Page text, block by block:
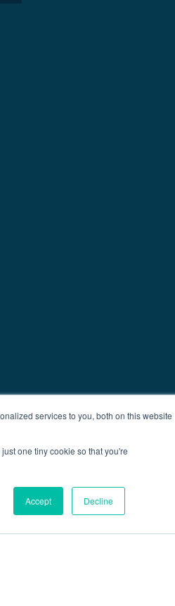
services to you, both on this website
one tiny cookie so that you're
Accept Decline